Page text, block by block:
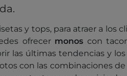
y tops, para atraer a los
ofrecer monos con
las últimas tendencias y
con las combinaciones de